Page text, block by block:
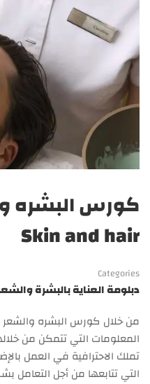
كورس البشره
Skin and hair
Categories
دبلومة العناية بالبشرة
من خلال كورس البشره والشعر
المعلومات التي تتمكن من
تملك الاحترافية في العمل
التي تتابعها من أجل التعامل